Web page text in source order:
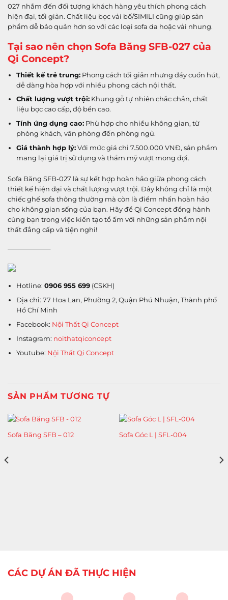
027 nhắm đến đối tượng khách hàng yêu thích phong cách
hiện đại, tối giản. Chất liệu bọc vải bố/SIMILI cũng giúp sản
phẩm dễ bảo quản hơn so với các loại sofa da hoặc vải nhung.
Tại sao nên chọn Sofa Băng SFB-027 của
Qi Concept?
Thiết kế trẻ trung:Phong cách tối giản nhưng đầy cuốn hút,
dễ dàng hòa hợp với nhiều phong cách nội thất.
Chất lượng vượt trội:Khung gỗ tự nhiên chắc chắn, chất
liệu bọc cao cấp, độ bền cao.
Tính ứng dụng cao:Phù hợp cho nhiều không gian, từ
phòng khách, văn phòng đến phòng ngủ.
Giá thành hợp lý:Với mức giá chỉ 7.500.000 VNĐ, sản phẩm
mang lại giá trị sử dụng và thẩm mỹ vượt mong đợi.
Sofa Băng SFB-027 là sự kết hợp hoàn hảo giữa phong cách
thiết kế hiện đại và chất lượng vượt trội. Đây không chỉ là một
chiếc ghế sofa thông thường mà còn là điểm nhấn hoàn hảo
cho không gian sống của bạn. Hãy để Qi Concept đồng hành
cùng bạn trong việc kiến tạo tổ ấm với những sản phẩm nội
thất đẳng cấp và tiện nghi!
——————–
Hotline: 0906 955 699(CSKH)
Địa chỉ: 77 Hoa Lan, Phường 2, Quận Phú Nhuận, Thành phố
Hồ Chí Minh
Facebook: Nội Thất Qi Concept
Instagram: noithatqiconcept
Youtube: Nội Thất Qi Concept
SẢN PHẨM TƯƠNG TỰ
Sofa Băng SFB – 012 Sofa Góc L | SFL-004
CÁC DỰ ÁN ĐÃ THỰC HIỆN